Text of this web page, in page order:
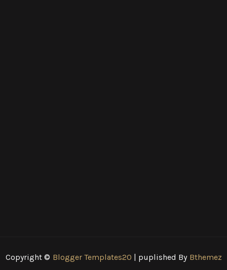
Copyright © Blogger Templates20 | puplished By Bthemez